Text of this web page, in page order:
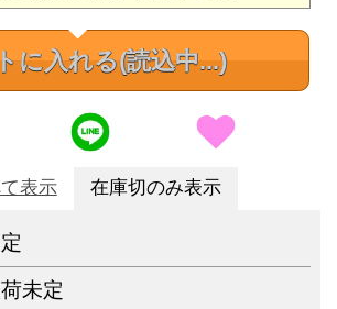
に入れる(読込中...)
表示 在庫切のみ表示
未定